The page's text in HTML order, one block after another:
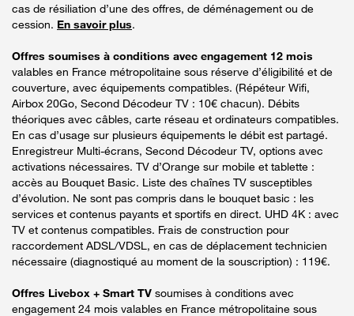
cas de résiliation d’une des offres, de déménagement ou de
cession. En savoir plus.
Offres soumises à conditions avec engagement 12 mois
valables en France métropolitaine sous réserve d’éligibilité et de
couverture, avec équipements compatibles. (Répéteur Wifi,
Airbox 20Go, Second Décodeur TV : 10€ chacun). Débits
théoriques avec câbles, carte réseau et ordinateurs compatibles.
En cas d’usage sur plusieurs équipements le débit est partagé.
Enregistreur Multi-écrans, Second Décodeur TV, options avec
activations nécessaires. TV d’Orange sur mobile et tablette :
accès au Bouquet Basic. Liste des chaînes TV susceptibles
d’évolution. Ne sont pas compris dans le bouquet basic : les
services et contenus payants et sportifs en direct. UHD 4K : avec
TV et contenus compatibles. Frais de construction pour
raccordement ADSL/VDSL, en cas de déplacement technicien
nécessaire (diagnostiqué au moment de la souscription) : 119€.
Offres Livebox + Smart TV soumises à conditions avec
engagement 24 mois valables en France métropolitaine sous